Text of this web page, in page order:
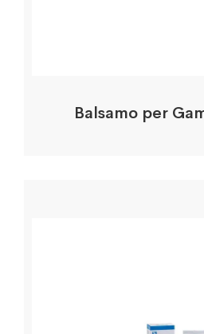
Balsamo per